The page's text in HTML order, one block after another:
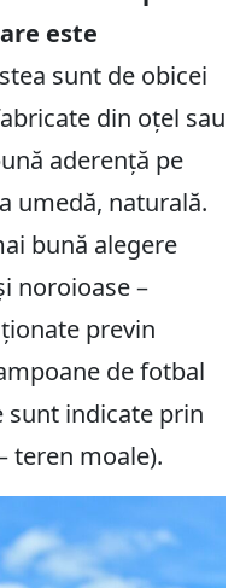
este
sunt de obicei
din oțel sau
aderență pe
umedă, naturală.
bună alegere
noroioase –
previn
de fotbal
sunt indicate prin
teren moale).